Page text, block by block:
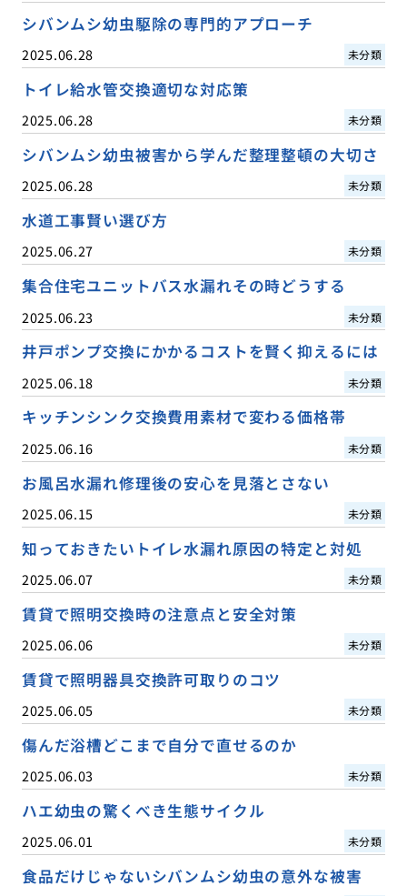
シバンムシ幼虫駆除の専門的アプローチ
2025.06.28 未分類
トイレ給水管交換適切な対応策
2025.06.28 未分類
シバンムシ幼虫被害から学んだ整理整頓の大切さ
2025.06.28 未分類
水道工事賢い選び方
2025.06.27 未分類
集合住宅ユニットバス水漏れその時どうする
2025.06.23 未分類
井戸ポンプ交換にかかるコストを賢く抑えるには
2025.06.18 未分類
キッチンシンク交換費用素材で変わる価格帯
2025.06.16 未分類
お風呂水漏れ修理後の安心を見落とさない
2025.06.15 未分類
知っておきたいトイレ水漏れ原因の特定と対処
2025.06.07 未分類
賃貸で照明交換時の注意点と安全対策
2025.06.06 未分類
賃貸で照明器具交換許可取りのコツ
2025.06.05 未分類
傷んだ浴槽どこまで自分で直せるのか
2025.06.03 未分類
ハエ幼虫の驚くべき生態サイクル
2025.06.01 未分類
食品だけじゃないシバンムシ幼虫の意外な被害